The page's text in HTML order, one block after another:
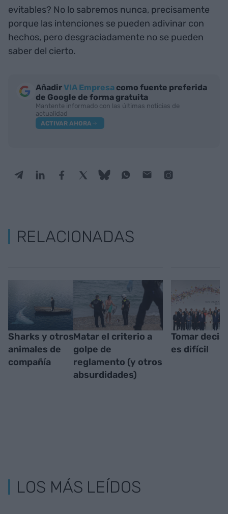
evitables? No lo sabremos nunca, precisamente
porque las intenciones se pueden adivinar con
hechos, pero desgraciadamente no se pueden
saber del cierto.
AñadirVIA Empresa como fuente preferida
de Google de forma gratuita
Mantente informado con las últimas noticias de
actualidad
ACTIVAR AHORA
RELACIONADAS
Sharks y otros
animales de
compañía
Matar el criterio a
golpe de
reglamento (y otros
absurdidades)
Tomar
es difícil
LOS MÁS LEÍDOS